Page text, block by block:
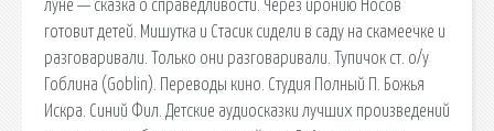
луне — сказка о справедливости. Через иронию Носов
готовит детей. Мишутка и Стасик сидели в саду на скамеечке и
разговаривали. Только они разговаривали. Тупичок ст. о/у
Гоблина (Goblin). Переводы кино. Студия Полный П. Божья
Искра. Синий Фил. Детские аудиосказки лучших произведений